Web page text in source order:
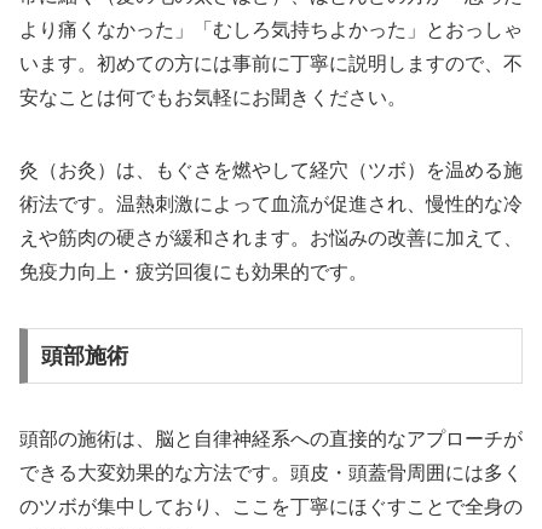
より痛くなかった」「むしろ気持ちよかった」とおっしゃ
います。初めての方には事前に丁寧に説明しますので、不
安なことは何でもお気軽にお聞きください。
灸（お灸）は、もぐさを燃やして経穴（ツボ）を温める施
術法です。温熱刺激によって血流が促進され、慢性的な冷
えや筋肉の硬さが緩和されます。お悩みの改善に加えて、
免疫力向上・疲労回復にも効果的です。
頭部施術
頭部の施術は、脳と自律神経系への直接的なアプローチが
できる大変効果的な方法です。頭皮・頭蓋骨周囲には多く
のツボが集中しており、ここを丁寧にほぐすことで全身の